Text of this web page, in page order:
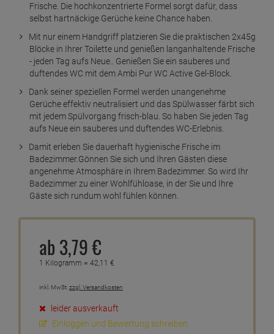
Frische. Die hochkonzentrierte Formel sorgt dafür, dass
selbst hartnäckige Gerüche keine Chance haben.
Mit nur einem Handgriff platzieren Sie die praktischen 2x45g
Blöcke in Ihrer Toilette und genießen langanhaltende Frische
- jeden Tag aufs Neue.. Genießen Sie ein sauberes und
duftendes WC mit dem Ambi Pur WC Active Gel-Block.
Dank seiner speziellen Formel werden unangenehme
Gerüche effektiv neutralisiert und das Spülwasser färbt sich
mit jedem Spülvorgang frisch-blau. So haben Sie jeden Tag
aufs Neue ein sauberes und duftendes WC-Erlebnis.
Damit erleben Sie dauerhaft hygienische Frische im
Badezimmer.Gönnen Sie sich und Ihren Gästen diese
angenehme Atmosphäre in Ihrem Badezimmer. So wird Ihr
Badezimmer zu einer Wohlfühloase, in der Sie und Ihre
Gäste sich rundum wohl fühlen können.
ab 3,79€
1 Kilogramm = 42,11 €
inkl. MwSt. zzgl. Versandkosten
leider ausverkauft
Einloggen und Bewertung schreiben